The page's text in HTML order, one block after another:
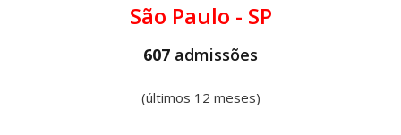
São Paulo - SP
607 admissões
(últimos 12 meses)